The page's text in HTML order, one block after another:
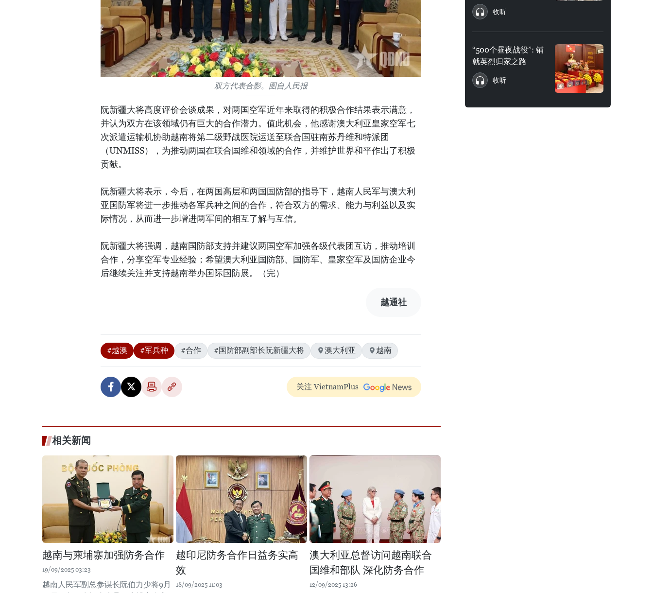
双方代表合影。图自人民报
阮新疆大将高度评价会谈成果，对两国空军近年来取得的积极合作结果表示满意，
并认为双方在该领域仍有巨大的合作潜力。值此机会，他感谢澳大利亚皇家空军七
次派遣运输机协助越南将第二级野战医院运送至联合国驻南苏丹维和特派团
（UNMISS），为推动两国在联合国维和领域的合作，并维护世界和平作出了积极
贡献。
阮新疆大将表示，今后，在两国高层和两国国防部的指导下，越南人民军与澳大利
亚国防军将进一步推动各军兵种之间的合作，符合双方的需求、能力与利益以及实
际情况，从而进一步增进两军间的相互了解与互信。
阮新疆大将强调，越南国防部支持并建议两国空军加强各级代表团互访，推动培训
合作，分享空军专业经验；希望澳大利亚国防部、国防军、皇家空军及国防企业今
后继续关注并支持越南举办国际国防展。（完）
越通社
#越澳 #军兵种 #合作 #国防部副部长阮新疆大将 澳大利亚 越南
关注 VietnamPlus
相关新闻
越南与柬埔寨加强防务合作
19/09/2025 03:23
越南人民军副总参谋长阮伯力少将9月
越印尼防务合作日益务实高
效
18/09/2025 11:03
澳大利亚总督访问越南联合
国维和部队 深化防务合作
12/09/2025 13:26
收听
“500个昼夜战役”: 铺
就英烈归家之路
收听